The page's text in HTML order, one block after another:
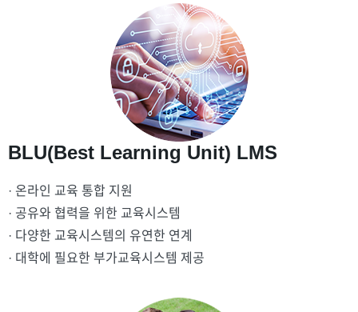
BLU(Best Learning Unit) LMS
· 온라인 교육 통합 지원
· 공유와 협력을 위한 교육시스템
· 다양한 교육시스템의 유연한 연계
· 대학에 필요한 부가교육시스템 제공